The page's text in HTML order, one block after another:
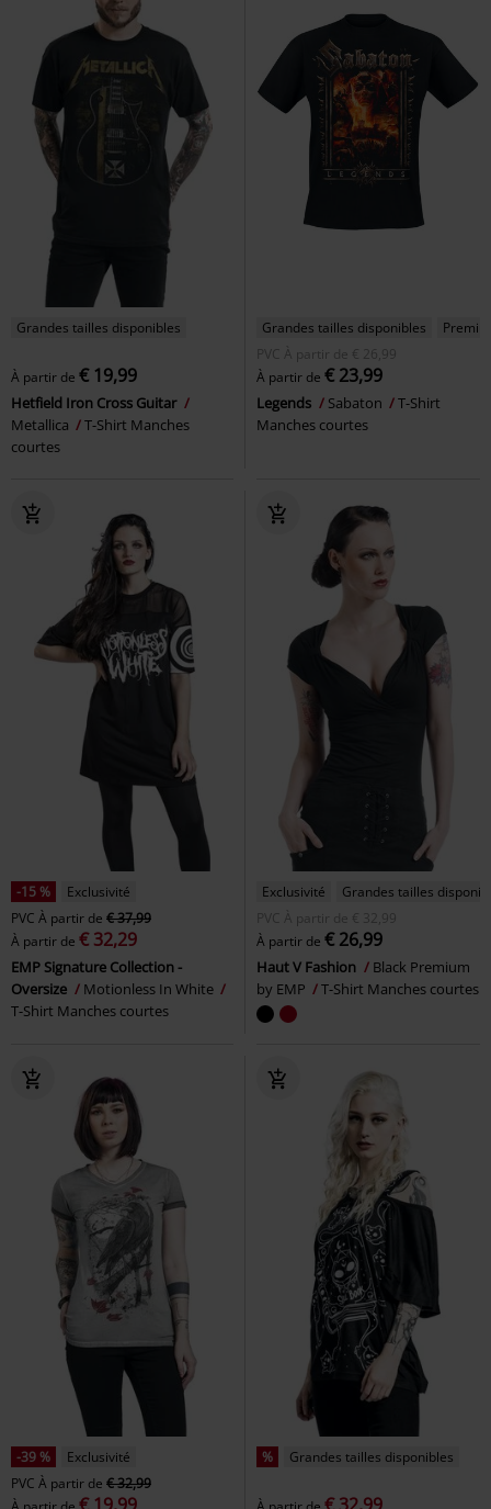
Grandes tailles disponibles
À partir de € 19,99
Hetfield Iron Cross Guitar
Metallica
T-Shirt Manches
courtes
Grandes tailles disponibles
PVC
À partir de € 26,99
À partir de € 23,99
Legends Sabaton
T-Shirt
Manches courtes
-15 %
Exclusivité
PVC À partir de € 37,99
À partir de € 32,29
EMP Signature Collection -
Oversize
Motionless In White
T-Shirt Manches courtes
Exclusivité
Grandes tailles
PVC
À partir de € 32,99
À partir de € 26,99
Haut V Fashion
Black Premium
by EMP
T-Shirt Manches courtes
-39 %
Exclusivité
PVC À partir de € 32,99
% Grandes tailles disponibles